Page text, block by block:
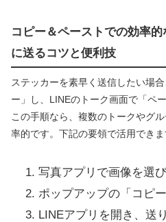
コピー＆ペーストでの効率
に送るコツと便利技
ステッカーを素早く送信したい場
ー」し、LINEのトーク画面で「ペ
この手順なら、複数のトークやグ
率的です。下記の要領で活用できま
写真アプリで画像を選
ポップアップの「コピ
LINEアプリを開き、送